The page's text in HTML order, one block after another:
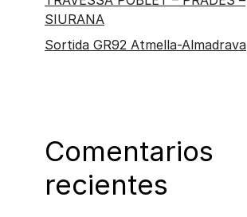
SIURANA
Sortida GR92 Atmella-Almadrava
Comentarios
recientes